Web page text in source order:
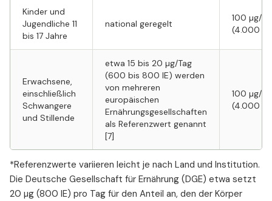
Kinder und
Jugendliche 11
bis 17 Jahre
national geregelt
100 µg/
(4.000
Erwachsene,
einschließlich
Schwangere
und Stillende
etwa 15 bis 20 µg/Tag
(600 bis 800 IE) werden
von mehreren
europäischen
Ernährungsgesellschaften
als Referenzwert genannt
[7]
100 µg/
(4.000
*Referenzwerte variieren leicht je nach Land und Institution.
Die Deutsche Gesellschaft für Ernährung (DGE) etwa setzt
20 µg (800 IE) pro Tag für den Anteil an, den der Körper